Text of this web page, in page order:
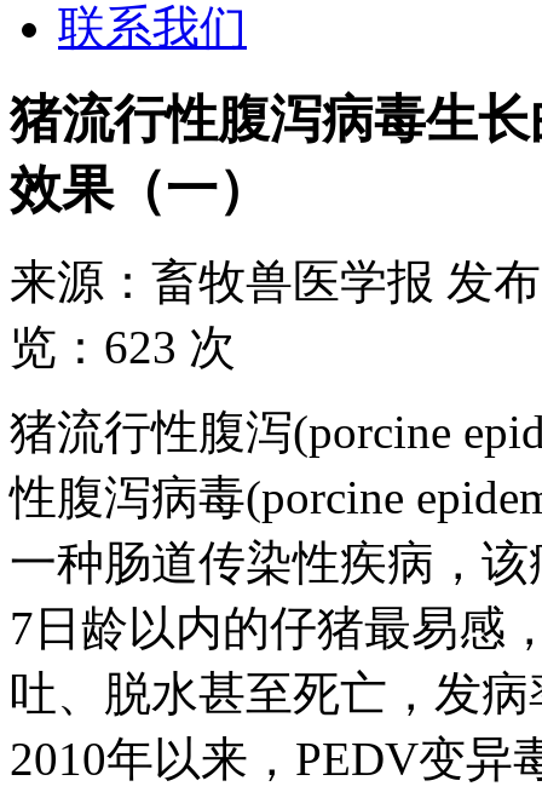
联系我们
猪流行性腹泻病毒生
效果（一）
来源： 畜牧兽医学报 发
览： 623 次
猪流行性腹泻(porcine
性腹泻病毒(porcine
一种肠道传染性疾病，
7日龄以内的仔猪最易感
吐、脱水甚至死亡，发
2010年以来，PEDV变